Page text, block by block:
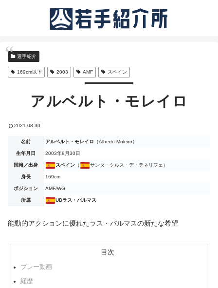
選手紹介
169cm以下 2003 AMF スペイン
アルベルト・モレイロ
2021.08.30
名前 アルベルト・モレイロ （Alberto Moleiro）
生年月日 2003年9月30日
国籍／出身 スペイン （ サンタ・クルス・デ・テネリフェ）
身長 169cm
ポジション AMF/WG
所属 UDラス・パルマス
能動的アクションに優れたラス・パルマスの新たな希望
目次
プレー動画
経歴